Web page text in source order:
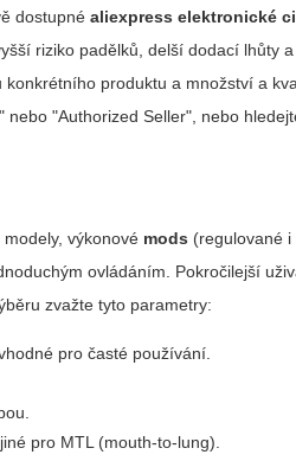
dostupnéaliexpress elektronické
riziko padělků, delší dodací lhůty
produktu a množství a
"Authorized Seller", nebo
modely, výkonové mods (regulované
ovládáním. Pokročilejší
zvažte tyto parametry:
pro časté používání.
pro MTL (mouth-to-lung).